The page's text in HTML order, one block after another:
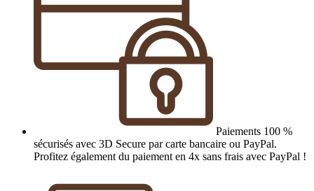
Paiements 100 %
sécurisés avec 3D Secure par carte bancaire ou PayPal.
Profitez également du paiement en 4x sans frais avec PayPal !